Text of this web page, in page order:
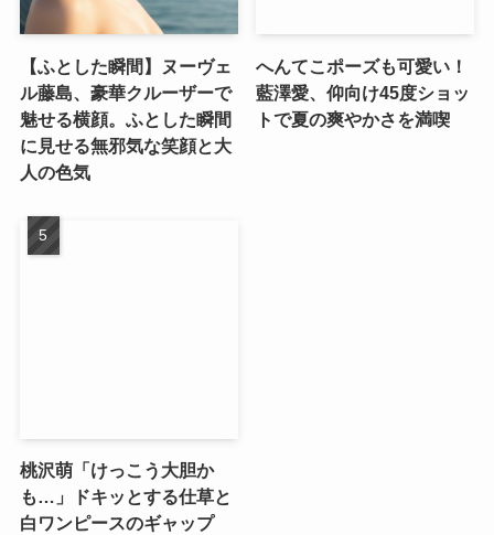
【ふとした瞬間】ヌーヴェ
ル藤島、豪華クルーザーで
魅せる横顔。ふとした瞬間
に見せる無邪気な笑顔と大
人の色気
へんてこポーズも可愛い！
藍澤愛、仰向け45度ショッ
トで夏の爽やかさを満喫
桃沢萌「けっこう大胆か
も…」ドキッとする仕草と
白ワンピースのギャップ